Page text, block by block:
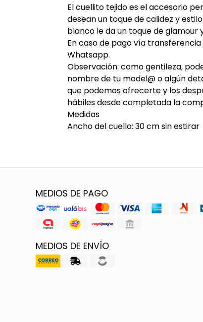
El cuellito tejido es el accesorio
desean un toque de calidez y
blanco le da un toque de glamour
En caso de pago vía
Whatsapp.
Observación: como gentileza,
nombre de tu model@ o algún
que podemos ofrecerte y los
hábiles desde completada la
Medidas
Ancho del cuello: 30 cm sin estirar
MEDIOS DE PAGO
MEDIOS DE ENVÍO